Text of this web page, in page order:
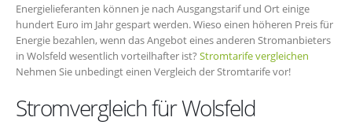
Energielieferanten können je nach Ausgangstarif und Ort einige
hundert Euro im Jahr gespart werden. Wieso einen höheren Preis für
Energie bezahlen, wenn das Angebot eines anderen Stromanbieters
in Wolsfeld wesentlich vorteilhafter ist? Stromtarife vergleichen
Nehmen Sie unbedingt einen Vergleich der Stromtarife vor!
Stromvergleich für Wolsfeld